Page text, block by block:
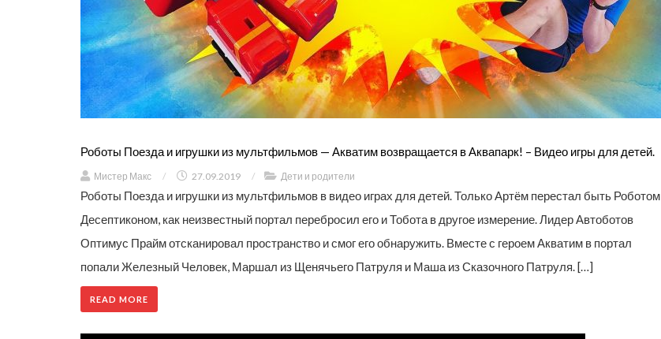
Роботы Поезда и игрушки из мультфильмов — Акватим возвращается в Аквапарк! – Видео игры для детей.
Мистер Макс / 27.09.2019 / Дети и родители
Роботы Поезда и игрушки из мультфильмов в видео играх для детей. Только Артём перестал быть Роботом
Десептиконом, как неизвестный портал перебросил его и Тобота в другое измерение. Лидер Автоботов
Оптимус Прайм отсканировал пространство и смог его обнаружить. Вместе с героем Акватим в портал
попали Железный Человек, Маршал из Щенячьего Патруля и Маша из Сказочного Патруля. […]
READ MORE